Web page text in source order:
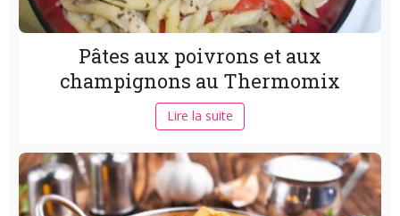
Pâtes aux poivrons et aux
champignons au Thermomix
Lire la suite